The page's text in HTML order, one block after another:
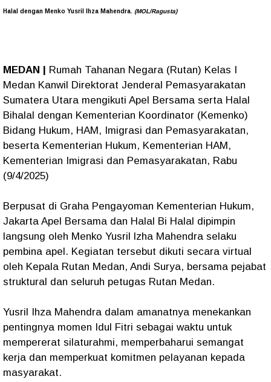
Halal dengan Menko Yusril Ihza Mahendra. (MOL/Ragusta)
MEDAN | Rumah Tahanan Negara (Rutan) Kelas I
Medan Kanwil Direktorat Jenderal Pemasyarakatan
Sumatera Utara mengikuti Apel Bersama serta Halal
Bihalal dengan Kementerian Koordinator (Kemenko)
Bidang Hukum, HAM, Imigrasi dan Pemasyarakatan,
beserta Kementerian Hukum, Kementerian HAM,
Kementerian Imigrasi dan Pemasyarakatan, Rabu
(9/4/2025)
Berpusat di Graha Pengayoman Kementerian Hukum,
Jakarta Apel Bersama dan Halal Bi Halal dipimpin
langsung oleh Menko Yusril lzha Mahendra selaku
pembina apel. Kegiatan tersebut dikuti secara virtual
oleh Kepala Rutan Medan, Andi Surya, bersama pejabat
struktural dan seluruh petugas Rutan Medan.
Yusril Ihza Mahendra dalam amanatnya menekankan
pentingnya momen Idul Fitri sebagai waktu untuk
mempererat silaturahmi, memperbaharui semangat
kerja dan memperkuat komitmen pelayanan kepada
masyarakat.